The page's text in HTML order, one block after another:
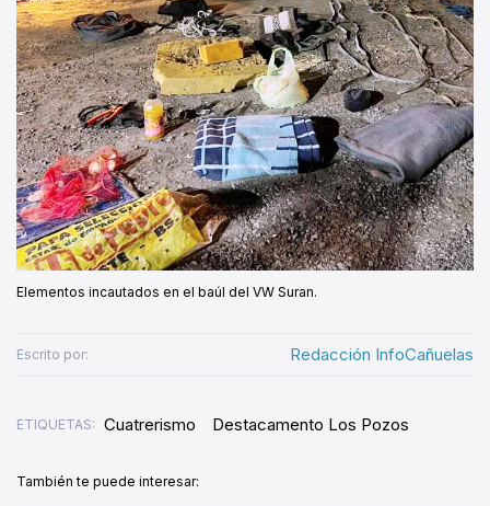
Elementos incautados en el baúl del VW Suran.
Escrito por: Redacción InfoCañuelas
ETIQUETAS: Cuatrerismo Destacamento Los Pozos
También te puede interesar: